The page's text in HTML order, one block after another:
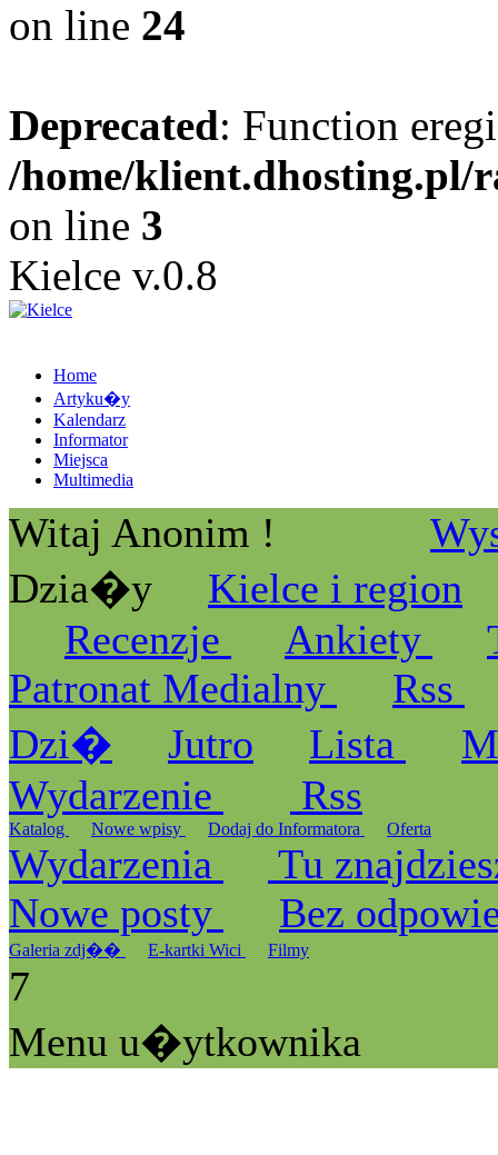
on line 24
Deprecated: Function
/home/
on line 3
Kielce v.0.8
Home
Artyku�y
Kalendarz
Informator
Miejsca
Multimedia
Witaj Anonim !
Dzia�y
Kielce i region
Recenzje
Ankiety
Patronat Medialny
Rss
Dzi�
Jutro Lista
Wydarzenie
Rss
Katalog Nowe wpisy Dodaj do Informatora Oferta
Wydarzenia
Tu
Nowe posty
Bez
Galeria zdj�� E-kartki Wici Filmy
7
Menu u�ytkownika